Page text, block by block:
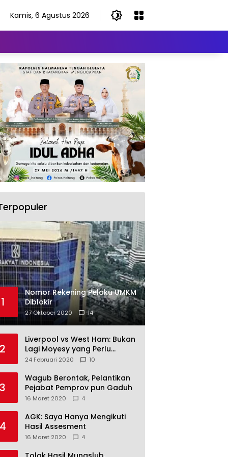
Kamis, 6 Agustus 2026
1
Nomor Rekening Pelaku UMKM
Diblokir
27 Oktober 2020 14
2
Liverpool vs West Ham: Bukan
Lagi Moyesy yang Perlu
Ditakuti
24 Februari 2020 10
3
Wagub Berontak, Pelantikan
Pejabat Pemprov pun Gaduh
16 Maret 2020 4
4
AGK: Saya Hanya Mengikuti
Hasil Assesment
16 Maret 2020 4